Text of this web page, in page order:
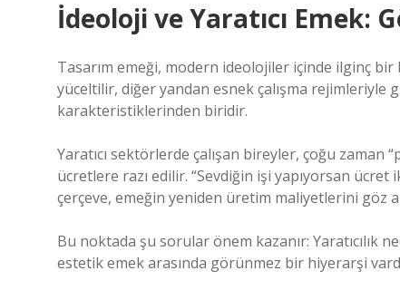
İdeoloji ve Yaratıcı Emek:
Tasarım emeği, modern ideolojiler içinde ilginç
yüceltilir, diğer yandan esnek çalışma
karakteristiklerinden biridir.
Yaratıcı sektörlerde çalışan bireyler, çoğu
ücretlere razı edilir. “Sevdiğin işi yapıyorsan ücret
çerçeve, emeğin yeniden üretim maliyetlerini göz
Bu noktada şu sorular önem kazanır:
estetik emek arasında görünmez bir hiyerarşi